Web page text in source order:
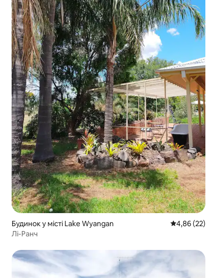
Будинок у місті Lake Wyangan Середня
4,86 (22)
Лі-Ранч